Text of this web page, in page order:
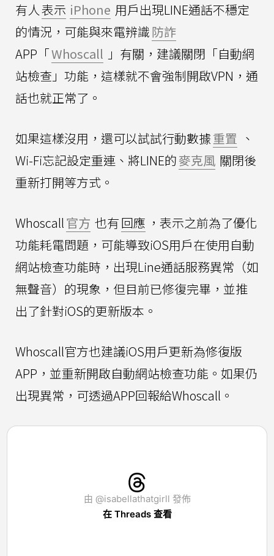
有人表示 iPhone 用戶出現LINE通話不穩定
的情況，可能與來電辨識防詐
APP「Whoscall 」有關，建議關閉「自動網
站檢查」功能，這樣就不會強制開啟VPN，通
話也就正常了。
如果這樣沒用，還可以試試行動數據重置 、
Wi-Fi忘記設定重連、將LINE的麥克風 關閉後
重新打開等方式。
Whoscall官方 也有回應 ，表示之前為了優化
功能耗電問題，可能導致iOS用戶在使用自動
網站檢查功能時，出現Line通話服務異常（如
無聲音）的現象，但目前已修復完畢，並推
出了針對iOS的更新版本。
Whoscall官方也建議iOS用戶更新為修復版
APP，並重新開啟自動網站檢查功能。如果仍
出現異常，可透過APP回報給Whoscall。
由 @isabellathatgirll 發佈
在 Threads 查看